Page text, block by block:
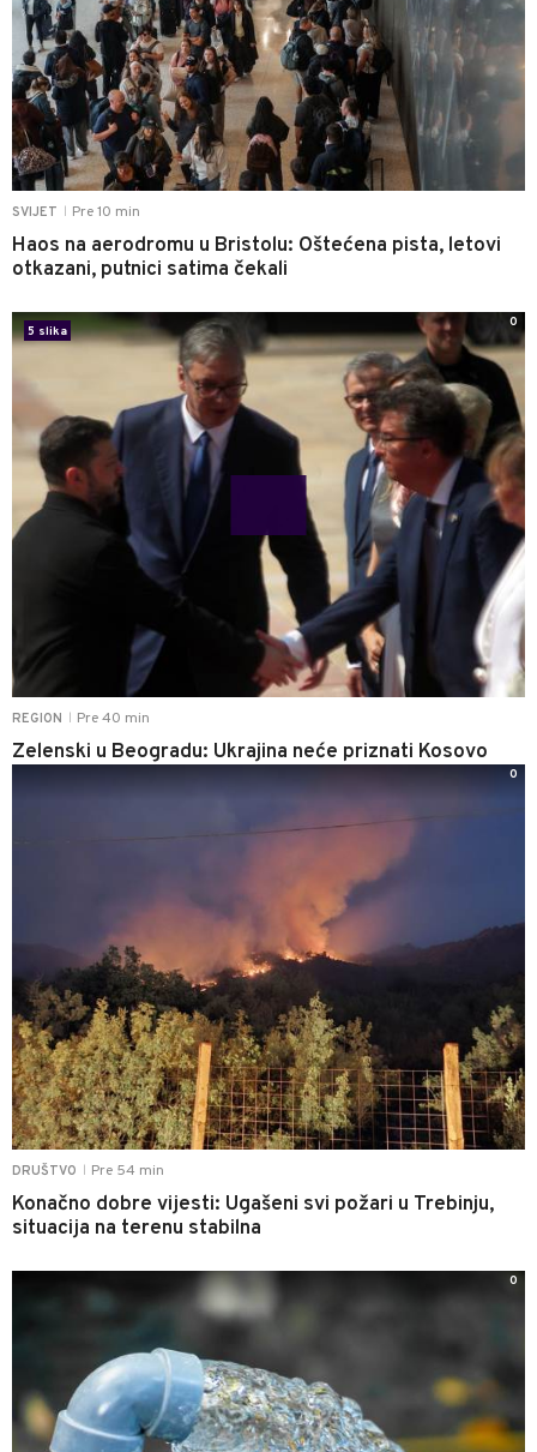
SVIJET Pre 10 min
Haos na aerodromu u Bristolu: Oštećena pista, letovi
otkazani, putnici satima čekali
REGION Pre 40 min
Zelenski u Beogradu: Ukrajina neće priznati Kosovo
5 slika
0
DRUŠTVO Pre 54 min
Konačno dobre vijesti: Ugašeni svi požari u Trebinju,
situacija na terenu stabilna
0
0